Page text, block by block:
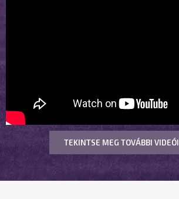
TEKINTSE MEG TOVÁBBI